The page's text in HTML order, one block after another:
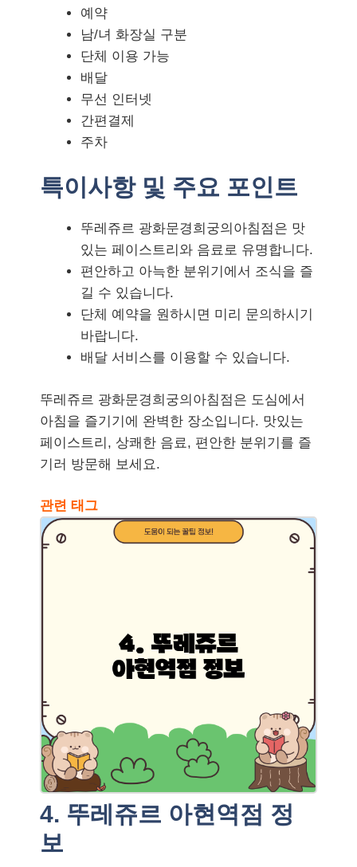
예약
남/녀 화장실 구분
단체 이용 가능
배달
무선 인터넷
간편결제
주차
특이사항 및 주요 포인트
뚜레쥬르 광화문경희궁의아침점은 맛
있는 페이스트리와 음료로 유명합니다.
편안하고 아늑한 분위기에서 조식을 즐
길 수 있습니다.
단체 예약을 원하시면 미리 문의하시기
바랍니다.
배달 서비스를 이용할 수 있습니다.
뚜레쥬르 광화문경희궁의아침점은 도심에서
아침을 즐기기에 완벽한 장소입니다. 맛있는
페이스트리, 상쾌한 음료, 편안한 분위기를 즐
기러 방문해 보세요.
관련 태그
4. 뚜레쥬르 아현역점 정
보